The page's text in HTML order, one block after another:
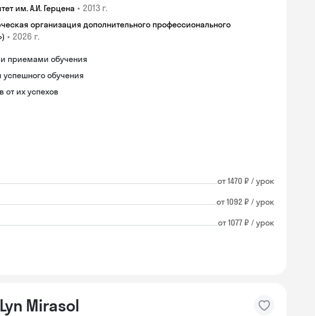
им. А.И. Герцена • 2013 г.
организация дополнительного профессионального
• 2026 г.
приемами обучения
обучения
от их успехов
от 1470 ₽ / урок
от 1092 ₽ / урок
от 1077 ₽ / урок
Mirasol